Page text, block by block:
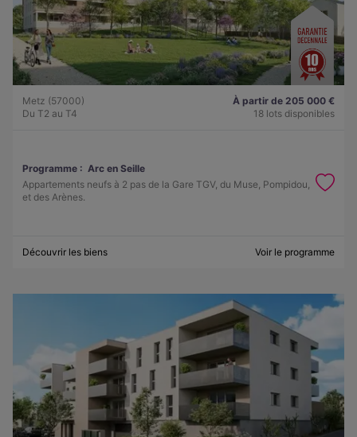
Metz (57000)
Du T2 au T4
À partir de 205 000 €
18 lots disponibles
Programme : Arc en Seille
Appartements neufs à 2 pas de la Gare TGV, du Muse, Pompidou,
et des Arènes.
Découvrir les biens Voir le programme